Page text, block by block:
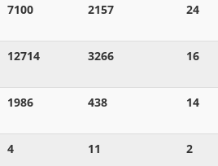
7100 2157 24
12714 3266 16
1986 438 14
4 11 2